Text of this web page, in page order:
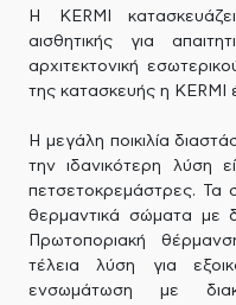
H KERMI
αισθητικής για
αρχιτεκτονική
της κατασκευής η KERMI
Η μεγάλη ποικιλία
την ιδανικότερη λύση
πετσετοκρεμάστρες. Τα
θερμαντικά σώματα με
Πρωτοποριακή
τέλεια λύση για
ενσωμάτωση με